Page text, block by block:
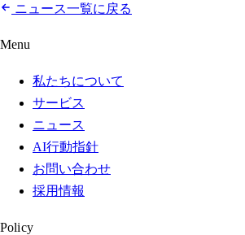
ニュース一覧に戻る
Menu
私たちについて
サービス
ニュース
AI行動指針
お問い合わせ
採用情報
Policy